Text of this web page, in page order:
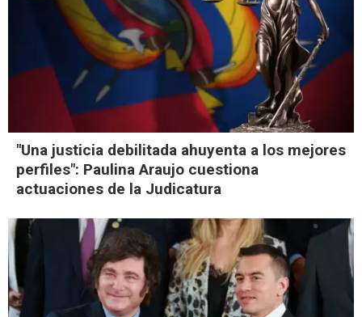
"Una justicia debilitada ahuyenta a los mejores
perfiles": Paulina Araujo cuestiona
actuaciones de la Judicatura